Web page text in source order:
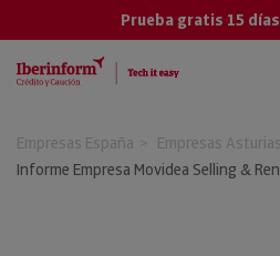
Prueba gratis 15 días
Empresas España Empresas Asturias
Informe Empresa Movidea Selling &